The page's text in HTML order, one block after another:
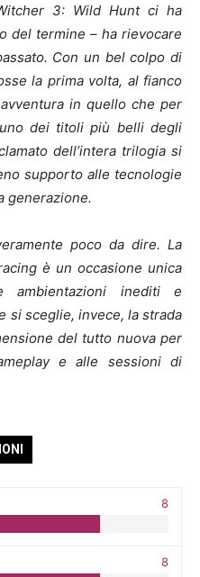
3: Wild Hunt ci ha
del termine – ha rievocare
Con un bel colpo di
la prima volta, al fianco
in quello che per
dei titoli più belli degli
dell’intera trilogia si
supporto alle tecnologie
generazione.
poco da dire. La
è un occasione unica
inediti e
si sceglie, invece, la strada
del tutto nuova per
e alle sessioni di
8
8